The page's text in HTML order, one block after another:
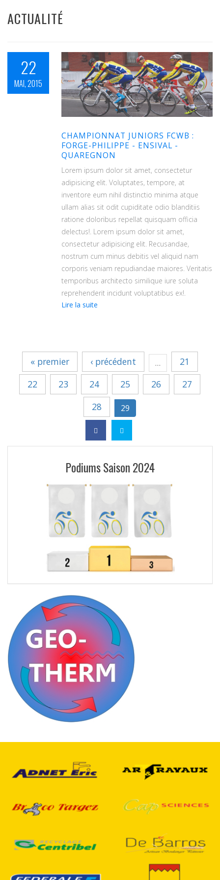
ACTUALITÉ
22
MAI, 2015
CHAMPIONNAT JUNIORS FCWB :
FORGE-PHILIPPE - ENSIVAL -
QUAREGNON
Lorem ipsum dolor sit amet, consectetur
adipisicing elit. Voluptates, tempore, at
inventore eum nihil distinctio minima atque
ullam alias sit odit cupiditate odio blanditiis
ratione doloribus repellat quisquam officia
delectus!. Lorem ipsum dolor sit amet,
consectetur adipisicing elit. Recusandae,
nostrum cum minus debitis vel aliquid nam
corporis veniam repudiandae maiores. Veritatis
temporibus architecto similique iure soluta
reprehenderit incidunt voluptatibus ex!.
Lire la suite
Forge-
Philippe
-
Ensival
-
Quaregnon
« premier ‹ précédent …
21
22
23 24 25 26
27
28
29
Podiums Saison 2024